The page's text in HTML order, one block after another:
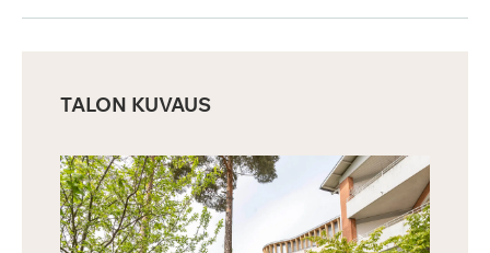
TALON KUVAUS